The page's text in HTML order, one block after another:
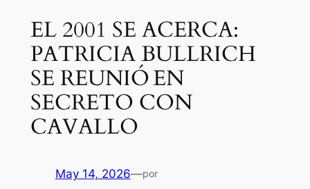
EL 2001 SE ACERCA:
PATRICIA BULLRICH
SE REUNIÓ EN
SECRETO CON
CAVALLO
May 14, 2026—por